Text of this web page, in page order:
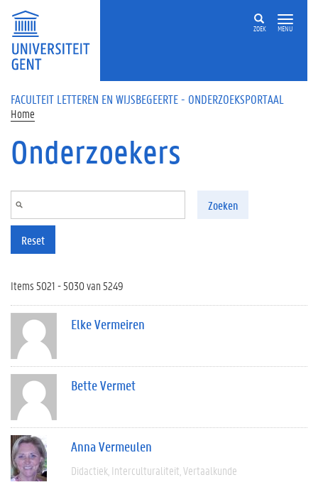
Overslaan en naar de inhoud gaan
ZOEK MENU
FACULTEIT LETTEREN EN WIJSBEGEERTE - ONDERZOEKSPORTAAL
Home
Onderzoekers
Zoeken
Reset
Items 5021 - 5030 van 5249
Elke Vermeiren
Bette Vermet
Anna Vermeulen
Didactiek Interculturaliteit Vertaalkunde